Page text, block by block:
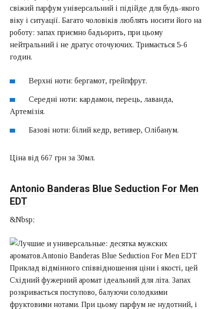
свіжий парфум універсальний і підійде для будь-якого
віку і ситуації. Багато чоловіків люблять носити його на
роботу: запах приємно бадьорить, при цьому
нейтральний і не дратує оточуючих. Тримається 5-6
годин.
Верхні ноти: бергамот, грейпфрут.
Середні ноти: кардамон, перець, лаванда,
Артемізія.
Базові ноти: білий кедр, ветивер, Олібанум.
Ціна від 667 грн за 30мл.
Antonio Banderas Blue Seduction For Men
EDT
&Nbsp;
Приклад відмінного співвідношення ціни і якості, цей
Східний фужерний аромат ідеальний для літа. Запах
розкривається поступово, балуючи солодкими
фруктовими нотами. При цьому парфум не нудотний, і